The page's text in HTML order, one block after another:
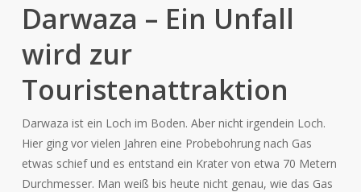
Darwaza – Ein Unfall
wird zur
Touristenattraktion
Darwaza ist ein Loch im Boden. Aber nicht irgendein Loch.
Hier ging vor vielen Jahren eine Probebohrung nach Gas
etwas schief und es entstand ein Krater von etwa 70 Metern
Durchmesser. Man weiß bis heute nicht genau, wie das Gas